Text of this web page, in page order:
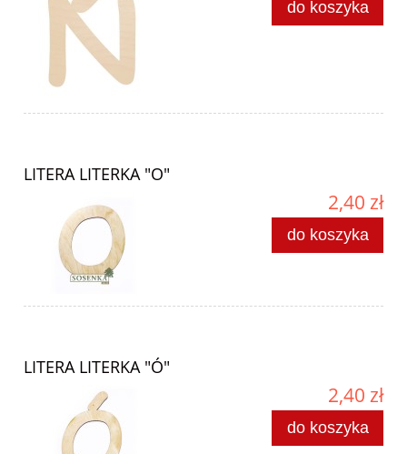
do koszyka
LITERA LITERKA "O"
2,40 zł
do koszyka
LITERA LITERKA "Ó"
2,40 zł
do koszyka